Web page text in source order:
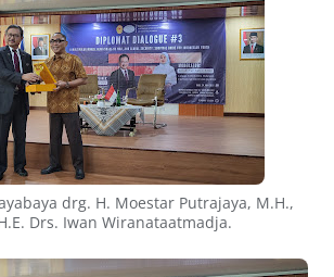
drg. H. Moestar Putrajaya, M.H.,
Drs. Iwan Wiranataatmadja.